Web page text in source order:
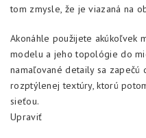
tom zmysle, že je viazaná na
Akonáhle použijete akúkoľvek
modelu a jeho topológie do
namaľované detaily sa
rozptýlenej textúry, ktorú
sieťou.
Upraviť